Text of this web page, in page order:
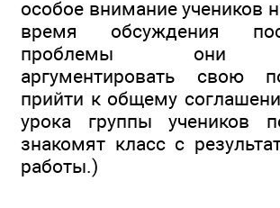
особое внимание учеников
время обсуждения
проблемы они
аргументировать свою
прийти к общему
урока группы учеников
знакомят класс с
работы.)